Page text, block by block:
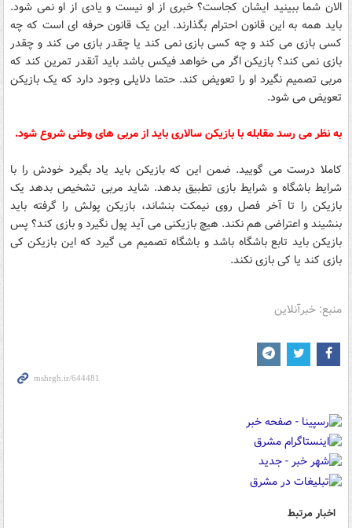
الان شما ببینید ایشان کجاست؟ خبری از او نیست و یادی از او نمی شود.
باید همه به این قانون احترام بگذارند. این یک قانون حرفه ای است که چه
کسی بازی می کند و چه کسی بازی نمی کند یا چقدر بازی می کند و چقدر
بازی نمی کند؟ بازیکن اگر می خواهد فیکس باشد باید آنقدر تمرین کند که
مربی تصمیم نگیرد او را تعویض کند. حتما دلایلی وجود دارد که یک بازیکن
تعویض می شود.
به نظر می رسد مقابله با بازیکن سالاری باید از مربی های وطنی شروع شود.
کاملا درست می گویید. ضمن این که بازیکن باید یاد بگیرد خودش را با
شرایط باشگاه و شرایط بازی تطبیق بدهد. شاید مربی تشخیص بدهد یک
بازیکن را تا آخر فصل روی نیمکت بنشاند، بازیکن پولش را گرفته باید
بنشیند و اعتراضی هم نکند. هیچ بازیکنی می آید پول نگیرد و بازی کند؟ پس
بازیکن باید تابع باشگاه باشد و باشگاه تصمیم می گیرد که این بازیکن کی
بازی کند یا کی بازی نکند.
منبع: خبرآنلاین
اخبار مرتبط